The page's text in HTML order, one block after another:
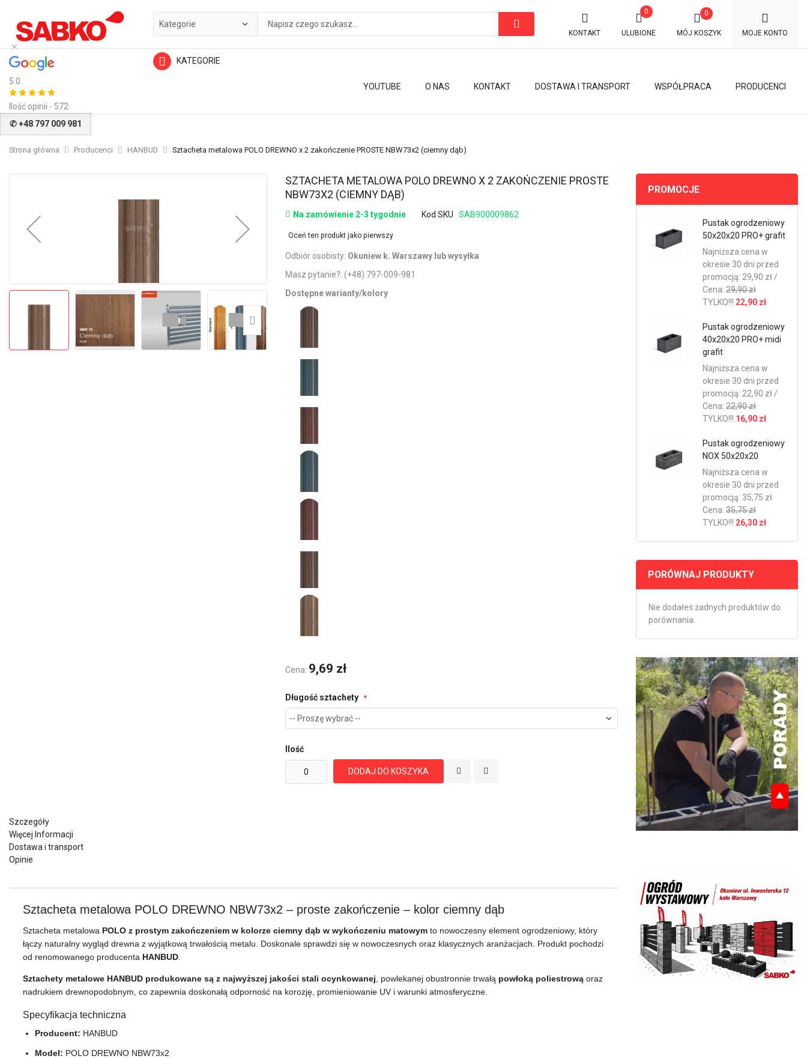
5.0
Ilość opinii - 572
KONTAKT
0
ULUBIONE MÓJ KOSZYK
0
MOJE KONTO
KATEGORIE
PRODUCENCI
WSPÓŁPRACA
DOSTAWA I TRANSPORT
KONTAKT
O NAS
YOUTUBE
✆ +48 797 009 981
Strona główna Producenci HANBUD Sztacheta metalowa POLO DREWNO x 2 zakończenie PROSTE NBW73x2 (ciemny dąb)
Przejdź
galerii
SZTACHETA METALOWA POLO DREWNO X 2 ZAKOŃCZENIE PROSTE
NBW73X2 (CIEMNY DĄB)
Na zamówienie 2-3 tygodnie Kod SKU SAB900009862
Oceń ten produkt jako pierwszy
Odbiór osobisty: Okuniew k. Warszawy lub wysyłka
Masz pytanie?: (+48) 797-009-981
Dostępne warianty/kolory
Cena: 9,69 zł
Długość sztachety
Ilość
DODAJ DO KOSZYKA
Szczegóły
Więcej Informacji
Dostawa i transport
Opinie
Sztacheta metalowa POLO DREWNO NBW73x2 – proste zakończenie – kolor ciemny dąb
Sztacheta metalowa POLO z prostym zakończeniem w kolorze ciemny dąb w wykończeniu matowym to nowoczesny element ogrodzeniowy, który
łączy naturalny wygląd drewna z wyjątkową trwałością metalu. Doskonale sprawdzi się w nowoczesnych oraz klasycznych aranżacjach. Produkt pochodzi
od renomowanego producenta HANBUD
Sztachety metalowe HANBUD produkowane są z najwyższej jakości stali ocynkowanej , powlekanej obustronnie trwałą powłoką poliestrową oraz
nadrukiem drewnopodobnym, co zapewnia doskonałą odporność na korozję, promieniowanie UV i warunki atmosferyczne.
Specyfikacja techniczna
Producent: HANBUD
Model: POLO DREWNO NBW73x2
PROMOCJE
Pustak ogrodzeniowy
50x20x20 PRO+ grafit
Najniższa cena w
okresie 30 dni przed
promocją: 29,90 zł /
Cena: 29,90 zł
TYLKO!!! 22,90 zł
Pustak ogrodzeniowy
40x20x20 PRO+ midi
grafit
Najniższa cena w
okresie 30 dni przed
promocją: 22,90 zł /
Cena: 22,90 zł
TYLKO!!! 16,90 zł
Pustak ogrodzeniowy
NOX 50x20x20
Najniższa cena w
okresie 30 dni przed
promocją: 35,75 zł
Cena: 35,75 zł
TYLKO!!! 26,30 zł
PORÓWNAJ PRODUKTY
Nie dodałeś żadnych produktów do
porównania.